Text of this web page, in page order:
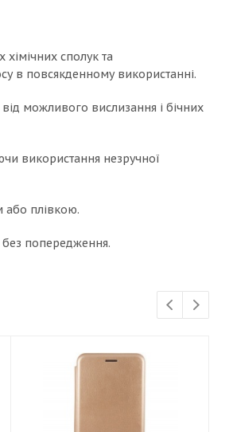
сполук та
в повсякденному використанні.
можливого вислизання і бічних
використання незручної
або плівкою.
без попередження.